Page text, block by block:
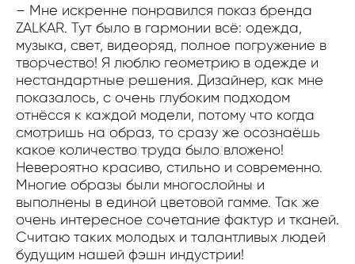
– Мне искренне понравился показ бренда
ZALKAR. Тут было в гармонии всё: одежда,
музыка, свет, видеоряд, полное погружение в
творчество! Я люблю геометрию в одежде и
нестандартные решения. Дизайнер, как мне
показалось, с очень глубоким подходом
отнёсся к каждой модели, потому что когда
смотришь на образ, то сразу же осознаёшь
какое количество труда было вложено!
Невероятно красиво, стильно и современно.
Многие образы были многослойны и
выполнены в единой цветовой гамме. Так же
очень интересное сочетание фактур и тканей.
Считаю таких молодых и талантливых людей
будущим нашей фэшн индустрии!